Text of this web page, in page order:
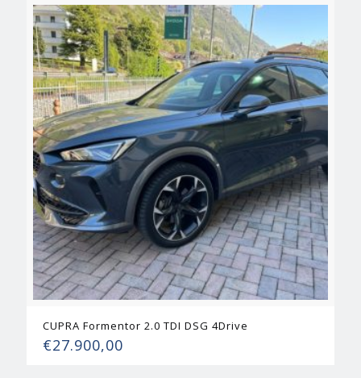
CUPRA Formentor 2.0 TDI DSG 4Drive
€27.900,00